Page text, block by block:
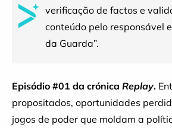
verificação de factos e
conteúdo pelo responsável
da Guarda”.
Episódio #01 da crónica Replay.
propositados, oportunidades
jogos de poder que moldam a